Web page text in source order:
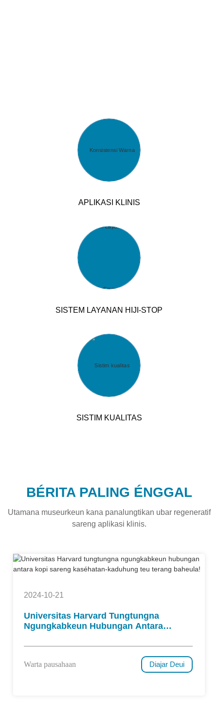
APLIKASI KLINIS
SISTEM LAYANAN HIJI-STOP
SISTIM KUALITAS
BÉRITA PALING ÉNGGAL
Utamana museurkeun kana panalungtikan ubar regeneratif
sareng aplikasi klinis.
2024-10-21
Universitas Harvard Tungtungna
Ngungkabkeun Hubungan Antara
Teu Terang Baheula!
Warta pausahaan Diajar Deui